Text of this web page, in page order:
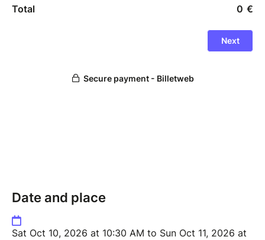
• Jeux-concours : tentez de gagner des pass week-
Ne manquez pas l’événement japonais majeur de
Réservez dès maintenant pour profiter des meilleurs
Date and place
Sat Oct 10, 2026 at 10:30 AM to Sun Oct 11, 2026 at